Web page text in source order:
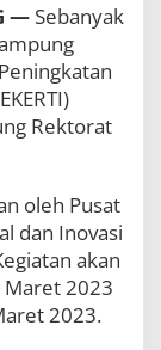
— Sebanyak
Rektorat
oleh Pusat
dan Inovasi
akan
Maret 2023
2023.